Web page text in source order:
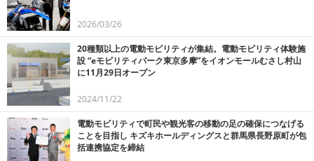
2026/03/26
20種類以上の電動モビリティが集結。電動モビリティ体験施
設 “eモビリティパーク東京多摩”をイオンモールむさし村山
に11月29日オープン
2024/11/22
電動モビリティで町民や観光客の移動の足の確保につなげる
ことを目指し キズキホールディングスと群馬県長野原町が包
括連携協定を締結